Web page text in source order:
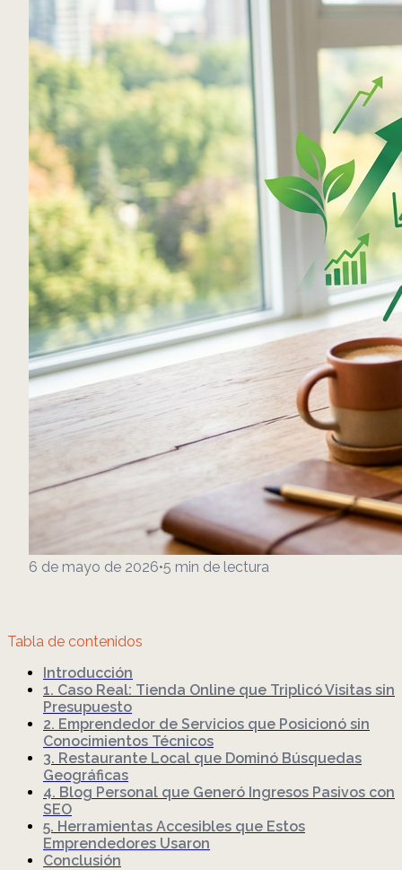
6 de mayo de 2026•5 min de lectura
Tabla de contenidos
Introducción
1. Caso Real: Tienda Online que Triplicó Visitas sin
Presupuesto
2. Emprendedor de Servicios que Posicionó sin
Conocimientos Técnicos
3. Restaurante Local que Dominó Búsquedas
Geográficas
4. Blog Personal que Generó Ingresos Pasivos con
SEO
5. Herramientas Accesibles que Estos
Emprendedores Usaron
Conclusión